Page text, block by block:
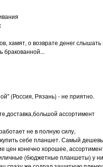
хамят, о возврате денег
бракованной...
(Россия, Рязань) - не приятно.
ассортимент
не в полную силу,
себе планшет. Самый
цен конечно хорошее,
(бюджетные планшеты) у